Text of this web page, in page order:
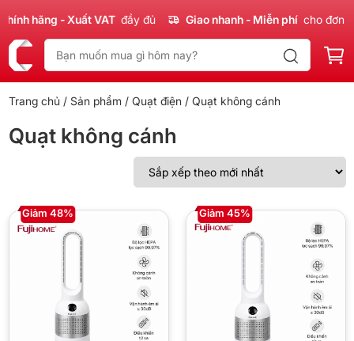
hãng - Xuất VAT đầy đủ Giao nhanh - Miễn phí cho đơn
Trang chủ / Sản phẩm / Quạt điện / Quạt không cánh
Quạt không cánh
Giảm 48% Giảm 45%